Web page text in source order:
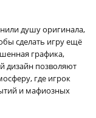
душу оригинала,
сделать игру ещё
графика,
дизайн позволяют
где игрок
и мафиозных